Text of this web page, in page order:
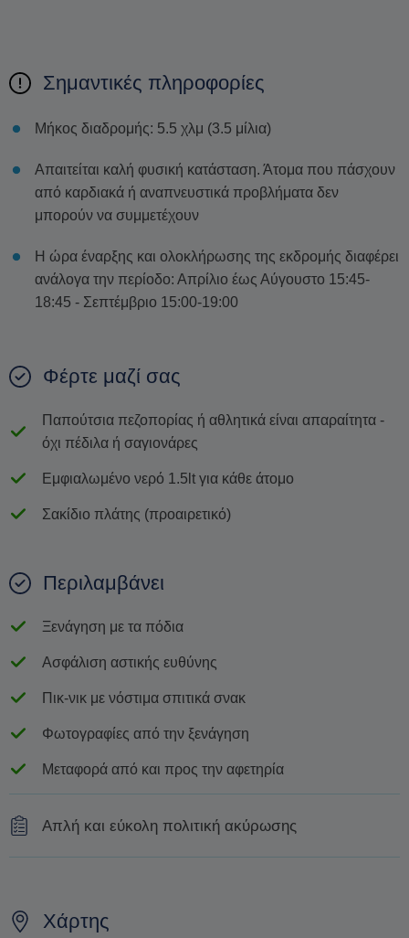
Σημαντικές πληροφορίες
Μήκος διαδρομής: 5.5 χλμ (3.5 μίλια)
Απαιτείται καλή φυσική κατάσταση. Άτομα που πάσχουν
από καρδιακά ή αναπνευστικά προβλήματα δεν
μπορούν να συμμετέχουν
Η ώρα έναρξης και ολοκλήρωσης της εκδρομής διαφέρει
ανάλογα την περίοδο: Απρίλιο έως Αύγουστο 15:45-
18:45 - Σεπτέμβριο 15:00-19:00
Φέρτε μαζί σας
Παπούτσια πεζοπορίας ή αθλητικά είναι απαραίτητα -
όχι πέδιλα ή σαγιονάρες
Εμφιαλωμένο νερό 1.5lt για κάθε άτομο
Σακίδιο πλάτης (προαιρετικό)
Περιλαμβάνει
Ξενάγηση με τα πόδια
Ασφάλιση αστικής ευθύνης
Πικ-νικ με νόστιμα σπιτικά σνακ
Φωτογραφίες από την ξενάγηση
Μεταφορά από και προς την αφετηρία
Απλή και εύκολη πολιτική ακύρωσης
χρέωση ακύρωσης (ισχύουν τραπεζικά έξοδα)
Χάρτης